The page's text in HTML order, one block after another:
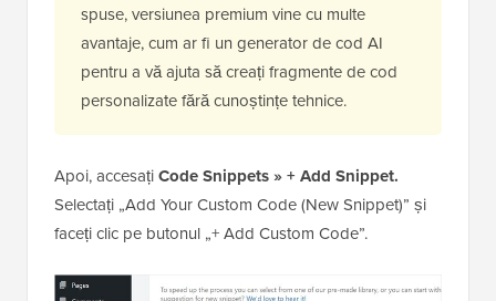
spuse, versiunea premium vine cu multe
avantaje, cum ar fi un generator de cod AI
pentru a vă ajuta să creați fragmente de cod
personalizate fără cunoștințe tehnice.
Apoi, accesațiCode Snippets » + Add Snippet.
Selectați „Add Your Custom Code (New Snippet)” și
faceți clic pe butonul „+ Add Custom Code”.